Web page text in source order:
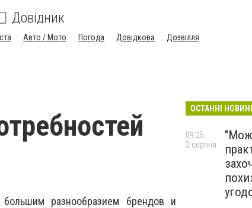
Довідник
Авто / Мото Погода Довідкова
Дозвілля
разнообразием брендов и
ОСТАННІ
09:25
2 серпня